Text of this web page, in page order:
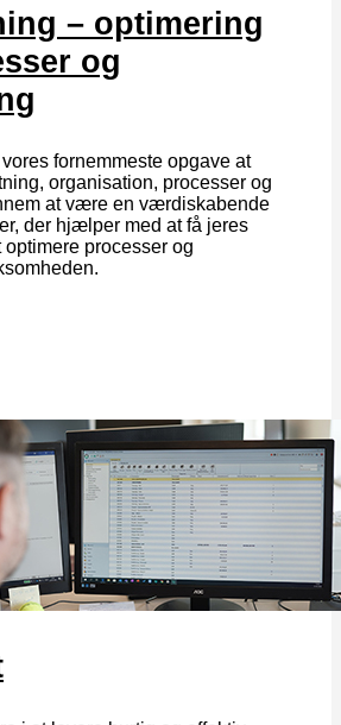
– optimering
og
fornemmeste opgave at
organisation, processer og
at være en værdiskabende
der hjælper med at få jeres
optimere processer og